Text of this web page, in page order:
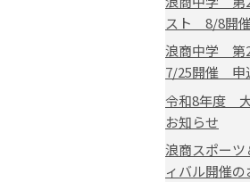
スト 8/8開
浪商中学 第
7/25開催 申
令和8年度
お知らせ
浪商スポーツ
ィバル開催の